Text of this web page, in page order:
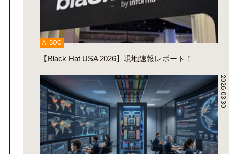
AI SOC
【Black Hat USA 2026】現地速報レポート！
2026.03.30